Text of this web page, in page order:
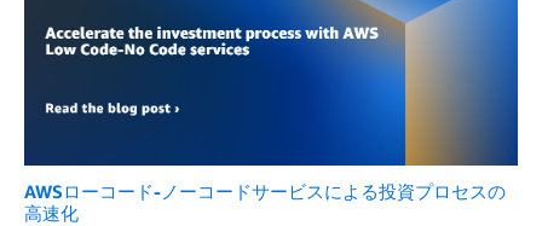
AWSローコード-ノーコードサービスによる投資プロセスの
高速化